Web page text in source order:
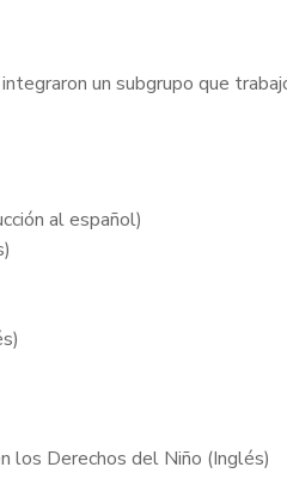
un subgrupo que
al español)
los Derechos del Niño (Inglés)